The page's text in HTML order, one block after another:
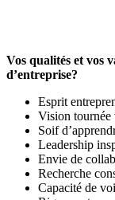
Vos qualités et vos
d’entreprise?
Esprit
Vision tournée
Soif
Leadership
Envie de
Recherche
Capacité de